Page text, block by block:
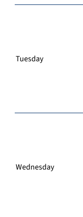
Tuesday
Wednesday